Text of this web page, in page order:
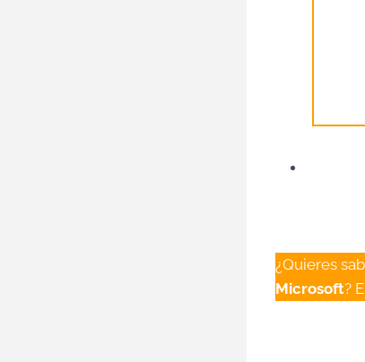
¿Quieres
Microsoft?